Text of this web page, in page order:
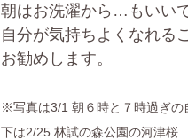
朝はお洗濯から…もいいで
自分が気持ちよくなれる
お勧めします。
※写真は3/1 朝６時と７時過ぎの
下は2/25 林試の森公園の河津桜